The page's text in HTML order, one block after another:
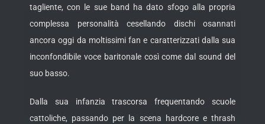
tagliente, con le sue band ha dato sfogo alla propria
complessa personalità cesellando dischi osannati
ancora oggi da moltissimi fan e caratterizzati dalla sua
inconfondibile voce baritonale così come dal sound del
suo basso.
Dalla sua infanzia trascorsa frequentando scuole
cattoliche, passando per la scena hardcore e thrash